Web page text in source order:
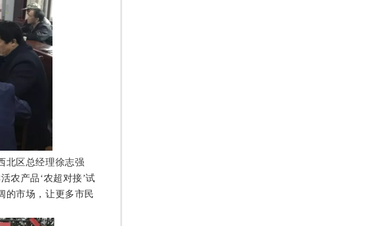
北区总经理徐志强
农产品‘农超对接’试
的市场，让更多市民